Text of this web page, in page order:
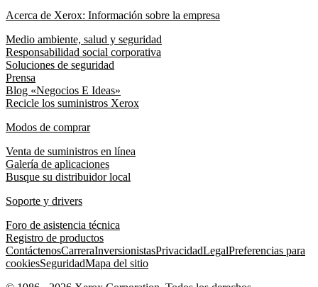
Acerca de Xerox: Información sobre la empresa
Medio ambiente, salud y seguridad
Responsabilidad social corporativa
Soluciones de seguridad
Prensa
Blog «Negocios E Ideas»
Recicle los suministros Xerox
Modos de comprar
Venta de suministros en línea
Galería de aplicaciones
Busque su distribuidor local
Soporte y drivers
Foro de asistencia técnica
Registro de productos
ContáctenosCarreraInversionistasPrivacidadLegalPreferencias para
cookiesSeguridadMapa del sitio